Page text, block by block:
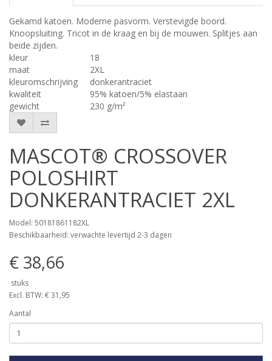
Gekamd katoen. Moderne pasvorm. Verstevigde boord.
Knoopsluiting. Tricot in de kraag en bij de mouwen. Splitjes aan
beide zijden.
kleur
18
maat
2XL
kleuromschrijving
donkerantraciet
kwaliteit
95% katoen/5% elastaan
gewicht
230 g/m²
MASCOT® CROSSOVER
POLOSHIRT
DONKERANTRACIET 2XL
Model: 50181861182XL
Beschikbaarheid: verwachte levertijd 2-3 dagen
€ 38,66
stuks
Excl. BTW: € 31,95
Aantal